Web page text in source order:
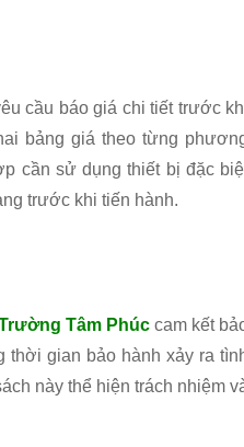
cầu báo giá chi tiết trước
bảng giá theo từng
cần sử dụng thiết bị đặc
trước khi tiến hành.
Tâm Phúc cam kết
thời gian bảo hành xảy ra
này thể hiện trách nhiệm